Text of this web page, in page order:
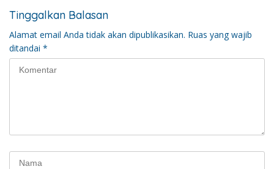
Tinggalkan Balasan
Alamat email Anda tidak akan dipublikasikan. Ruas yang wajib
ditandai *